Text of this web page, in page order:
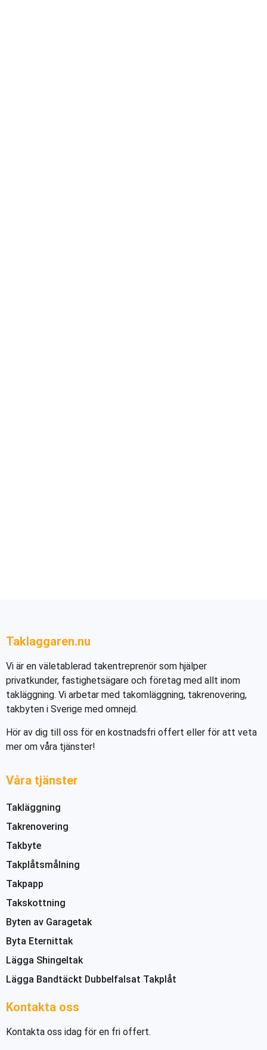
Taklaggaren.nu
Vi är en väletablerad takentreprenör som hjälper
privatkunder, fastighetsägare och företag med allt inom
takläggning. Vi arbetar med takomläggning, takrenovering,
takbyten i Sverige med omnejd.
Hör av dig till oss för en kostnadsfri offert eller för att veta
mer om våra tjänster!
Våra tjänster
Takläggning
Takrenovering
Takbyte
Takplåtsmålning
Takpapp
Takskottning
Byten av Garagetak
Byta Eternittak
Lägga Shingeltak
Lägga Bandtäckt Dubbelfalsat Takplåt
Kontakta oss
Kontakta oss idag för en fri offert.